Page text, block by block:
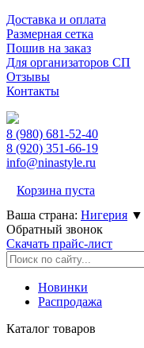
Доставка и оплата
Размерная сетка
Пошив на заказ
Для организаторов СП
Отзывы
Контакты
8 (980) 681-52-40
8 (920) 351-66-19
info@ninastyle.ru
Корзина пуста
Ваша страна: Нигерия ▼
Обратный звонок
Скачать прайс-лист
Новинки
Распродажа
Каталог товаров